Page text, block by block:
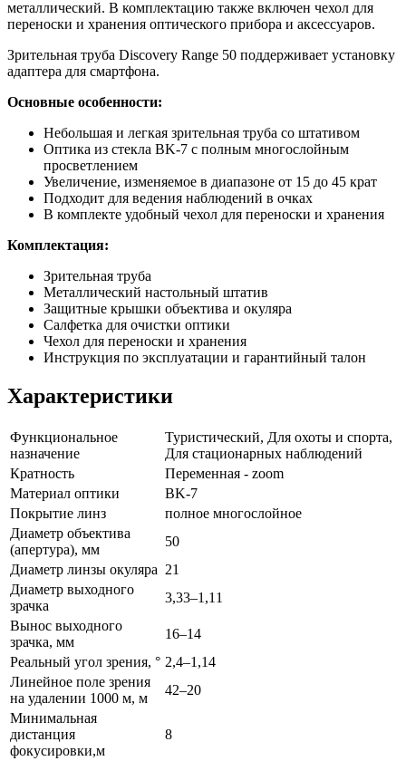
металлический. В комплектацию также включен чехол для
переноски и хранения оптического прибора и аксессуаров.
Зрительная труба Discovery Range 50 поддерживает установку
адаптера для смартфона.
Основные особенности:
Небольшая и легкая зрительная труба со штативом
Оптика из стекла BK-7 с полным многослойным
просветлением
Увеличение, изменяемое в диапазоне от 15 до 45 крат
Подходит для ведения наблюдений в очках
В комплекте удобный чехол для переноски и хранения
Комплектация:
Зрительная труба
Металлический настольный штатив
Защитные крышки объектива и окуляра
Салфетка для очистки оптики
Чехол для переноски и хранения
Инструкция по эксплуатации и гарантийный талон
Характеристики
Функциональное
назначение
Туристический, Для охоты и спорта,
Для стационарных наблюдений
Кратность
Переменная - zoom
Материал оптики
BK-7
Покрытие линз
полное многослойное
Диаметр объектива
(апертура), мм
50
Диаметр линзы окуляра 21
Диаметр выходного
зрачка
3,33–1,11
Вынос выходного
зрачка, мм
16–14
Реальный угол зрения, ° 2,4–1,14
Линейное поле зрения
на удалении 1000 м, м
42–20
Минимальная
дистанция
фокусировки,м
8